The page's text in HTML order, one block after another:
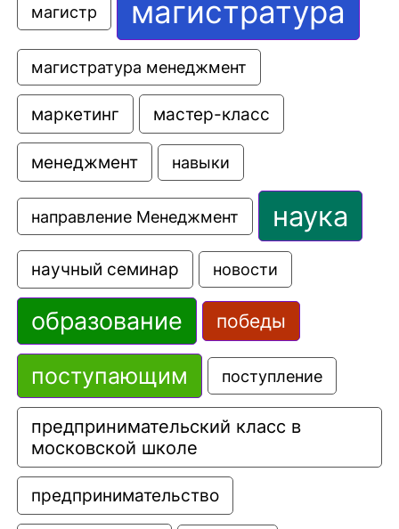
магистр магистратура
магистратура менеджмент
маркетинг мастер-класс
менеджмент навыки
направление Менеджмент наука
научный семинар новости
образование победы
поступающим поступление
предпринимательский класс в
московской школе
предпринимательство